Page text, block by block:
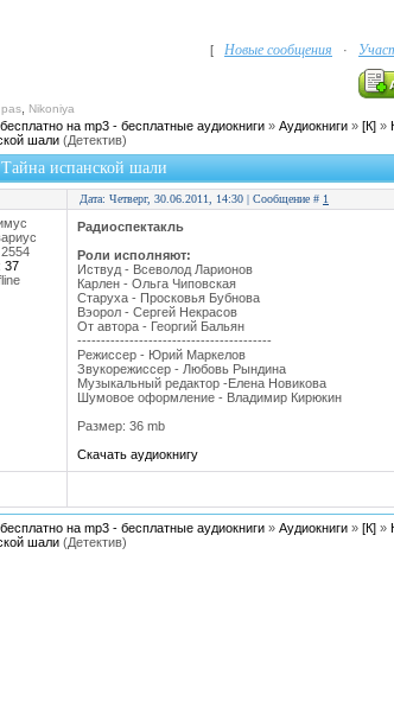
[ Новые сообщения ·
pas Nikoniya
на mp3 - бесплатные аудиокниги » Аудиокниги » [К] »
шали (Детектив)
испанской шали
Дата: Четверг, 30.06.2011, 14:30 | Сообщение # 1
2554
37
Радиоспектакль
Роли исполняют:
Иствуд - Всеволод Ларионов
Карлен - Ольга Чиповская
Старуха - Просковья Бубнова
Вэорол - Сергей Некрасов
От автора - Георгий Бальян
-----------------------------------------
Режиссер - Юрий Маркелов
Звукорежиссер - Любовь Рындина
Музыкальный редактор -Елена Новикова
Шумовое оформление - Владимир Кирюкин
Размер: 36 mb
Скачать аудиокнигу
на mp3 - бесплатные аудиокниги » Аудиокниги » [К] »
шали (Детектив)